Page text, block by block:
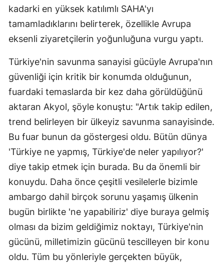
kadarki en yüksek katılımlı SAHA'yı
tamamladıklarını belirterek, özellikle Avrupa
eksenli ziyaretçilerin yoğunluğuna vurgu yaptı.
Türkiye'nin savunma sanayisi gücüyle Avrupa'nın
güvenliği için kritik bir konumda olduğunun,
fuardaki temaslarda bir kez daha görüldüğünü
aktaran Akyol, şöyle konuştu: "Artık takip edilen,
trend belirleyen bir ülkeyiz savunma sanayisinde.
Bu fuar bunun da göstergesi oldu. Bütün dünya
'Türkiye ne yapmış, Türkiye'de neler yapılıyor?'
diye takip etmek için burada. Bu da önemli bir
konuydu. Daha önce çeşitli vesilelerle bizimle
ambargo dahil birçok sorunu yaşamış ülkenin
bugün birlikte 'ne yapabiliriz' diye buraya gelmiş
olması da bizim geldiğimiz noktayı, Türkiye'nin
gücünü, milletimizin gücünü tescilleyen bir konu
oldu. Tüm bu yönleriyle gerçekten büyük,